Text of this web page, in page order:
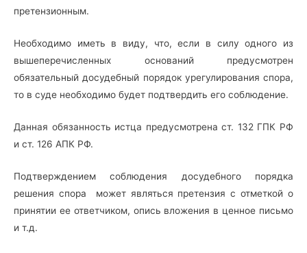
претензионным.
Необходимо иметь в виду, что, если в силу одного из
вышеперечисленных оснований предусмотрен
обязательный досудебный порядок урегулирования спора,
то в суде необходимо будет подтвердить его соблюдение.
Данная обязанность истца предусмотрена ст. 132 ГПК РФ
и ст. 126 АПК РФ.
Подтверждением соблюдения досудебного порядка
решения спора может являться претензия с отметкой о
принятии ее ответчиком, опись вложения в ценное письмо
и т.д.